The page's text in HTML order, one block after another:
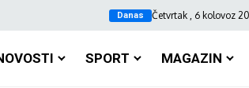
Danas Četvrtak , 6 kolovoz
SPORT MAGAZIN